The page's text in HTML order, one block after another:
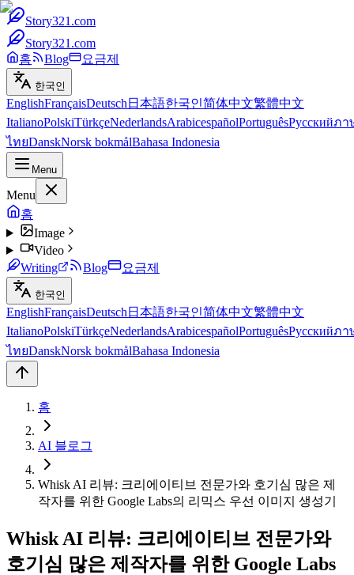
Story321.com
Story321.com
홈
Blog 요금제
한국인
EnglishFrançaisDeutsch 日本語한국인简体中文繁體中文
ItalianoPolskiTürkçeNederlandsArabicespañolPortuguêsРусскийภา
ไทยDanskNorsk bokmålBahasa Indonesia
Menu
Menu
홈
Image
Video
Writing
Blog 요금제
한국인
EnglishFrançaisDeutsch 日本語한국인简体中文繁體中文
ItalianoPolskiTürkçeNederlandsArabicespañolPortuguêsРусскийภา
ไทยDanskNorsk bokmålBahasa Indonesia
홈
AI 블로그
Whisk AI 리뷰: 크리에이티브 전문가와 호기심 많은 제
작자를 위한 Google Labs의 리믹스 우선 이미지 생성기
Whisk AI 리뷰: 크리에이티브 전문가와
호기심 많은 제작자를 위한 Google Labs